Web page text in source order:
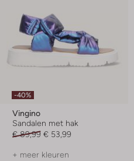
-40%
Vingino
Sandalen met hak
€ 89,99 € 53,99
+ meer kleuren